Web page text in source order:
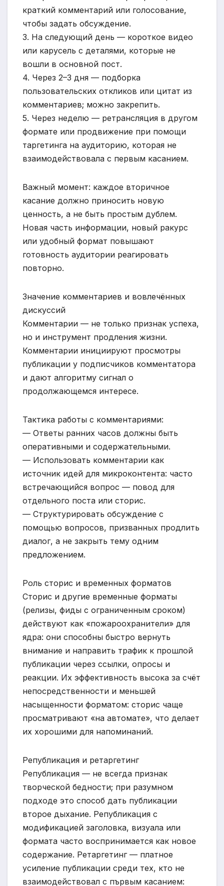
краткий комментарий или голосование,
чтобы задать обсуждение.
3. На следующий день — короткое видео
или карусель с деталями, которые не
вошли в основной пост.
4. Через 2–3 дня — подборка
пользовательских откликов или цитат из
комментариев; можно закрепить.
5. Через неделю — ретрансляция в другом
формате или продвижение при помощи
таргетинга на аудиторию, которая не
взаимодействовала с первым касанием.
Важный момент: каждое вторичное
касание должно приносить новую
ценность, а не быть простым дублем.
Новая часть информации, новый ракурс
или удобный формат повышают
готовность аудитории реагировать
повторно.
Значение комментариев и вовлечённых
дискуссий
Комментарии — не только признак успеха,
но и инструмент продления жизни.
Комментарии инициируют просмотры
публикации у подписчиков комментатора
и дают алгоритму сигнал о
продолжающемся интересе.
Тактика работы с комментариями:
— Ответы ранних часов должны быть
оперативными и содержательными.
— Использовать комментарии как
источник идей для микроконтента: часто
встречающийся вопрос — повод для
отдельного поста или сторис.
— Структурировать обсуждение с
помощью вопросов, призванных продлить
диалог, а не закрыть тему одним
предложением.
Роль сторис и временных форматов
Сторис и другие временные форматы
(релизы, фиды с ограниченным сроком)
действуют как «пожароохранители» для
ядра: они способны быстро вернуть
внимание и направить трафик к прошлой
публикации через ссылки, опросы и
реакции. Их эффективность высока за счёт
непосредственности и меньшей
насыщенности форматом: сторис чаще
просматривают «на автомате», что делает
их хорошими для напоминаний.
Републикация и ретаргетинг
Републикация — не всегда признак
творческой бедности; при разумном
подходе это способ дать публикации
второе дыхание. Републикация с
модификацией заголовка, визуала или
формата часто воспринимается как новое
содержание. Ретаргетинг — платное
усиление публикации среди тех, кто не
взаимодействовал с първым касанием: